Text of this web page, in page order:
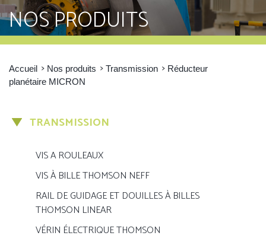
NOS PRODUITS
Accueil Nos produits Transmission
Réducteur
planétaire MICRON
TRANSMISSION
VIS A ROULEAUX
VIS À BILLE THOMSON NEFF
RAIL DE GUIDAGE ET DOUILLES À BILLES
THOMSON LINEAR
VÉRIN ÉLECTRIQUE THOMSON